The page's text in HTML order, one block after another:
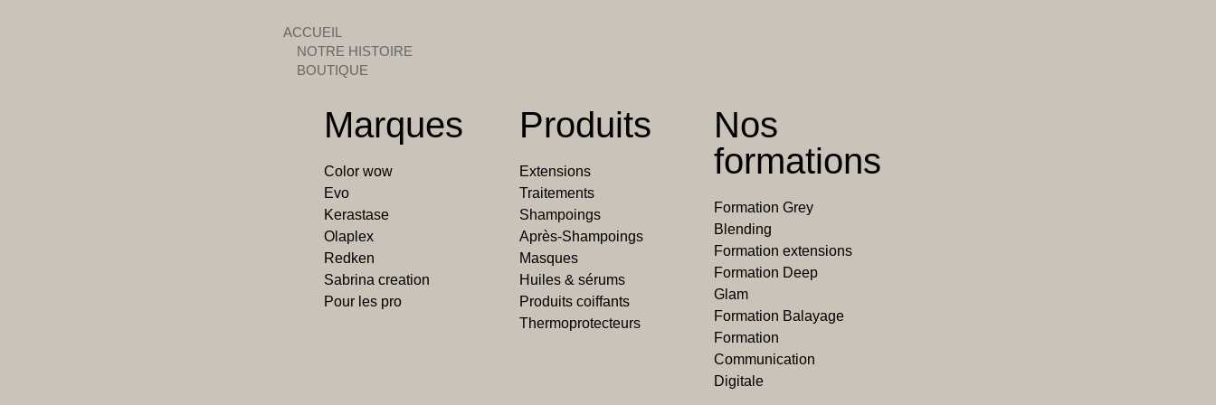
ACCUEIL
NOTRE HISTOIRE
BOUTIQUE
Marques
Color wow
Evo
⁠⁠Kerastase
Olaplex
⁠⁠Redken
Sabrina creation
Pour les pro
Produits
Extensions
Traitements
Shampoings
Après-Shampoings
Masques
Huiles & sérums
Produits coiffants
Thermoprotecteurs
Nos
formations
Formation Grey
Blending
Formation extensions
Formation Deep
Glam
Formation Balayage
Formation
Communication
Digitale